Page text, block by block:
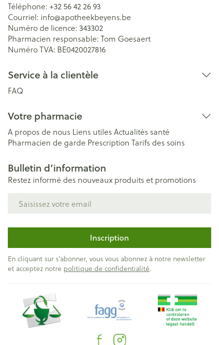
Téléphone: +32 56 42 26 93
Courriel: info@apotheekbeyens.be
Numéro de licence: 343302
Pharmacien responsable: Tom Goesaert
Numéro TVA: BE0420027816
Service à la clientèle
FAQ
Votre pharmacie
A propos de nous Liens utiles Actualités santé
Pharmacien de garde Prescription Tarifs des soins
Bulletin d’information
Restez informé des nouveaux produits et promotions
Inscription
En cliquant sur s'abonner, vous vous abonnez à notre newsletter
et acceptez notre politique de confidentialité.